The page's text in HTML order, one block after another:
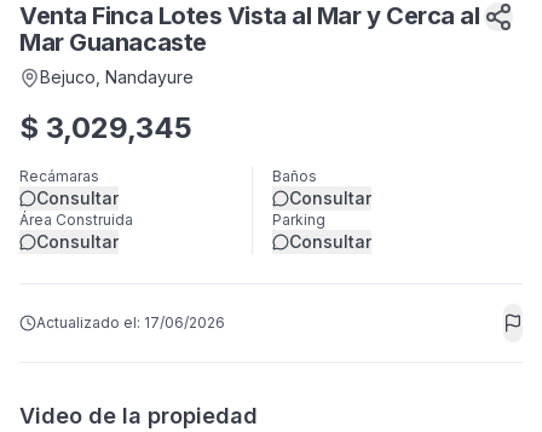
Venta Finca Lotes Vista al Mar y Cerca al
Mar Guanacaste
Bejuco , Nandayure
$ 3,029,345
Recámaras
Consultar
Baños
Consultar
Área Construida
Consultar
Parking
Consultar
Actualizado el: 17/06/2026
Video de la propiedad